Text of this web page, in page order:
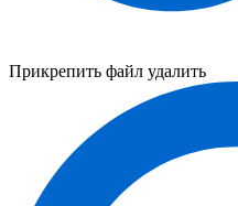
Прикрепить файл удалить